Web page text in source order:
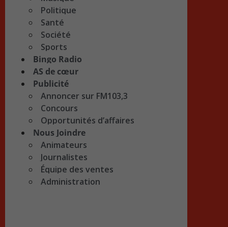
Politique
Santé
Société
Sports
Bingo Radio
AS de cœur
Publicité
Annoncer sur FM103,3
Concours
Opportunités d’affaires
Nous Joindre
Animateurs
Journalistes
Équipe des ventes
Administration